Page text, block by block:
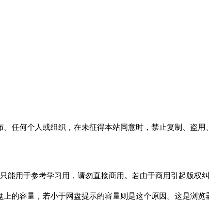
任何个人或组织，在未征得本站同意时，禁止复制、盗
能用于参考学习用，请勿直接商用。若由于商用引起版权
的容量，若小于网盘提示的容量则是这个原因。这是浏